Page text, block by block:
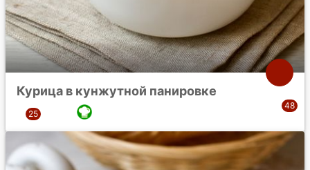
Курица в кунжутной панировке